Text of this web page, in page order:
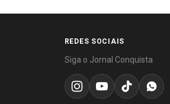
REDES SOCIAIS
Siga o Jornal Conquista